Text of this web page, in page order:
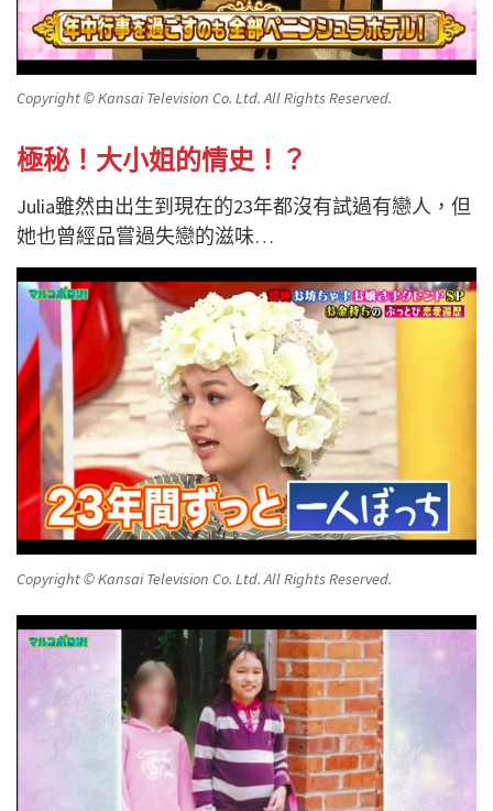
Copyright © Kansai Television Co. Ltd. All Rights Reserved.
極秘！大小姐的情史！？
Julia雖然由出生到現在的23年都沒有試過有戀人，但
她也曾經品嘗過失戀的滋味…
Copyright © Kansai Television Co. Ltd. All Rights Reserved.